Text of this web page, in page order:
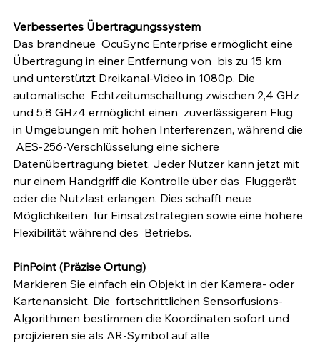
Verbessertes Übertragungssystem
Das brandneue  OcuSync Enterprise ermöglicht eine
Übertragung in einer Entfernung von  bis zu 15 km
und unterstützt Dreikanal-Video in 1080p. Die
automatische  Echtzeitumschaltung zwischen 2,4 GHz
und 5,8 GHz4 ermöglicht einen  zuverlässigeren Flug
in Umgebungen mit hohen Interferenzen, während die
AES-256-Verschlüsselung eine sichere
Datenübertragung bietet. Jeder Nutzer kann jetzt mit
nur einem Handgriff die Kontrolle über das  Fluggerät
oder die Nutzlast erlangen. Dies schafft neue
Möglichkeiten  für Einsatzstrategien sowie eine höhere
Flexibilität während des  Betriebs.
PinPoint (Präzise Ortung)
Markieren Sie einfach ein Objekt in der Kamera- oder
Kartenansicht. Die  fortschrittlichen Sensorfusions-
Algorithmen bestimmen die Koordinaten sofort und
projizieren sie als AR-Symbol auf alle